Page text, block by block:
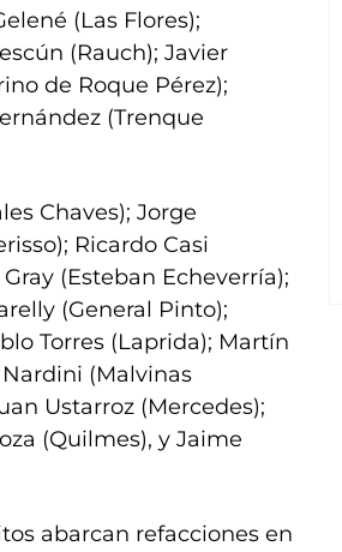
(Las Flores);
(Rauch); Javier
de Roque Pérez);
(Trenque
Chaves); Jorge
Ricardo Casi
(Esteban Echeverría);
(General Pinto);
Torres (Laprida); Martín
(Malvinas
Ustarroz (Mercedes);
(Quilmes), y Jaime
abarcan refacciones en